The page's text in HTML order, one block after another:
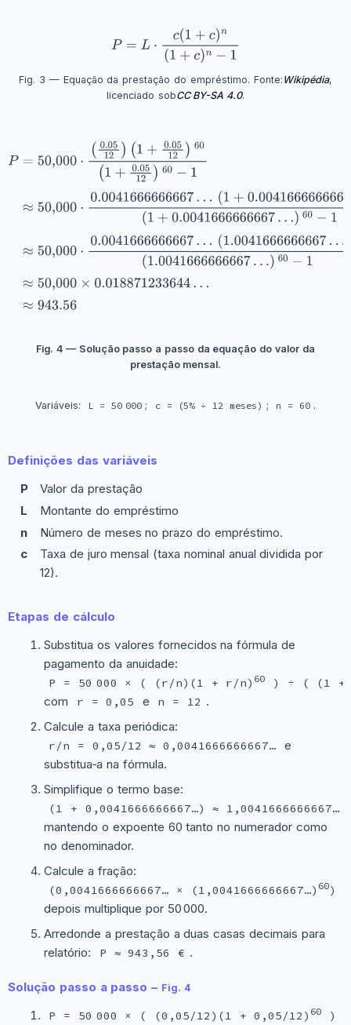
Fig. 3 — Equação da prestação do empréstimo. Fonte: Wikipédia,
licenciado sobCC BY-SA 4.0.
Fig. 4 — Solução passo a passo da equação do valor da
prestação mensal.
Variáveis: L = 50 000 ; c = (5% ÷ 12 meses) ; n = 60 .
Definições das variáveis
P
Valor da prestação
L
Montante do empréstimo
n
Número de meses no prazo do empréstimo.
c
Taxa de juro mensal (taxa nominal anual dividida por
12).
Etapas de cálculo
Substitua os valores fornecidos na fórmula de
pagamento da anuidade:
P = 50 000 × ( (r/n)(1 + r/n) 60 ) ÷ ( (1 +
com r = 0,05 e n = 12 .
Calcule a taxa periódica:
r/n = 0,05/12 ≈ 0,0041666666667…
e
substitua‑a na fórmula.
Simplifique o termo base:
(1 + 0,0041666666667…) ≈ 1,0041666666667…
mantendo o expoente 60 tanto no numerador como
no denominador.
Calcule a fração:
(0,0041666666667… × (1,0041666666667…) 60) ÷
depois multiplique por 50 000.
Arredonde a prestação a duas casas decimais para
relatório:
P ≈ 943,56 € .
Solução passo a passo – Fig. 4
P = 50 000 × ( (0,05/12)(1 + 0,05/12) 60
)